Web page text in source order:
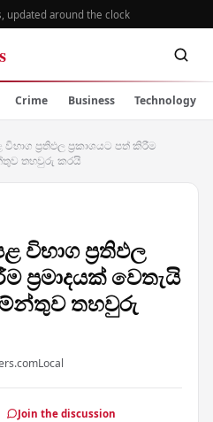
updated around the clock
Crime Business Technology
විභාග ප්‍රතිඵල ප්‍රකාශයට පත් කිරීම
තහවුරු කරයි
විභාග ප්‍රතිඵල
ප්‍රමාදයක් වෙතැයි
තහවුරු
Local
Join the discussion